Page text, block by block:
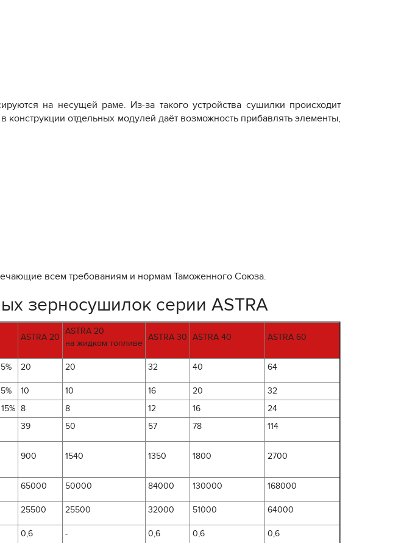
на несущей раме. Из-за такого устройства сушилки происходит
отдельных модулей даёт возможность прибавлять элементы,
всем требованиям и нормам Таможенного Союза.
зерносушилок серии ASTRA
ASTRA 20
ASTRA 20
на жидком топливе
ASTRA 30 ASTRA 40 ASTRA 60
20 20 32 40 64
10 10 16 20
32
8 8 12 16
24
39 50 57 78 114
900 1540 1350 1800 2700
65000 50000 84000 130000 168000
25500 25500 32000 51000 64000
0,6
-
0,6
0,6
0,6